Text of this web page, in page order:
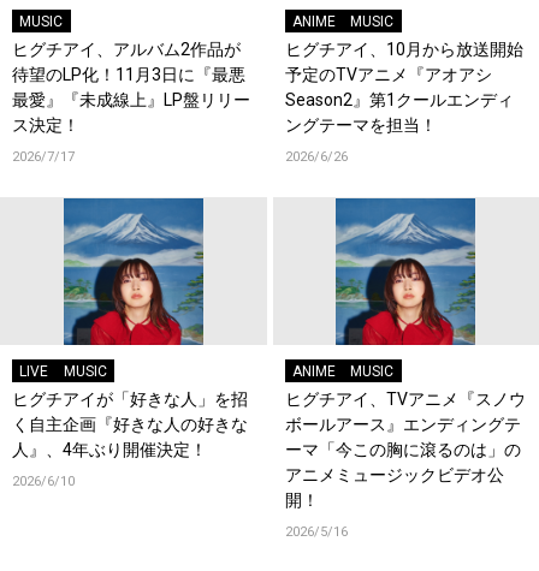
MUSIC
ヒグチアイ、アルバム2作品が
待望のLP化！11月3日に『最悪
最愛』『未成線上』LP盤リリー
ス決定！
2026/7/17
ANIME MUSIC
ヒグチアイ、10月から放送開始
予定のTVアニメ『アオアシ
Season2』第1クールエンディ
ングテーマを担当！
2026/6/26
LIVE MUSIC
ヒグチアイが「好きな人」を招
く自主企画『好きな人の好きな
人』、4年ぶり開催決定！
2026/6/10
ANIME MUSIC
ヒグチアイ、TVアニメ『スノウ
ボールアース』エンディングテ
ーマ「今この胸に滾るのは」の
アニメミュージックビデオ公
開！
2026/5/16